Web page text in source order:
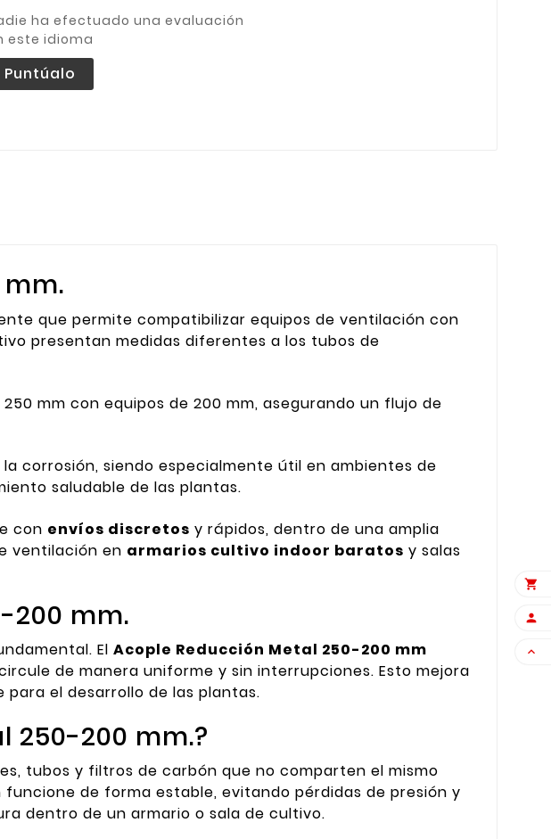
ha efectuado una evaluación
este idioma
Puntúalo
que permite compatibilizar equipos de ventilación con
presentan medidas diferentes a los tubos de
mm con equipos de 200 mm, asegurando un flujo de
corrosión, siendo especialmente útil en ambientes de
saludable de las plantas.
con envíos discretos y rápidos, dentro de una amplia
ventilación en armarios cultivo indoor baratos y salas
200 mm.
El Acople Reducción Metal 250-200 mm
de manera uniforme y sin interrupciones. Esto mejora
el desarrollo de las plantas.
250-200 mm.?
tubos y filtros de carbón que no comparten el mismo
de forma estable, evitando pérdidas de presión y
dentro de un armario o sala de cultivo.


